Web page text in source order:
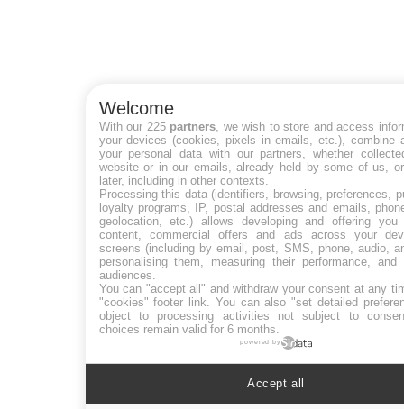
Welcome
With our 225 partners , we wish to store and access
your devices (cookies, pixels in emails, etc.), combine
your personal data with our partners, whether
website or in our emails, already held by some of us,
later, including in other contexts.
Processing this data (identifiers, browsing, preferences,
loyalty programs, IP, postal addresses and emails,
geolocation, etc.) allows developing and offering you
content, commercial offers and ads across your
screens (including by email, post, SMS, phone, audio,
personalising them, measuring their performance, and
audiences.
You can "accept all" and withdraw your consent at any
"cookies" footer link . You can also "set detailed
object to processing activities not subject to
choices remain valid for 6 months.
powered by
Accept all